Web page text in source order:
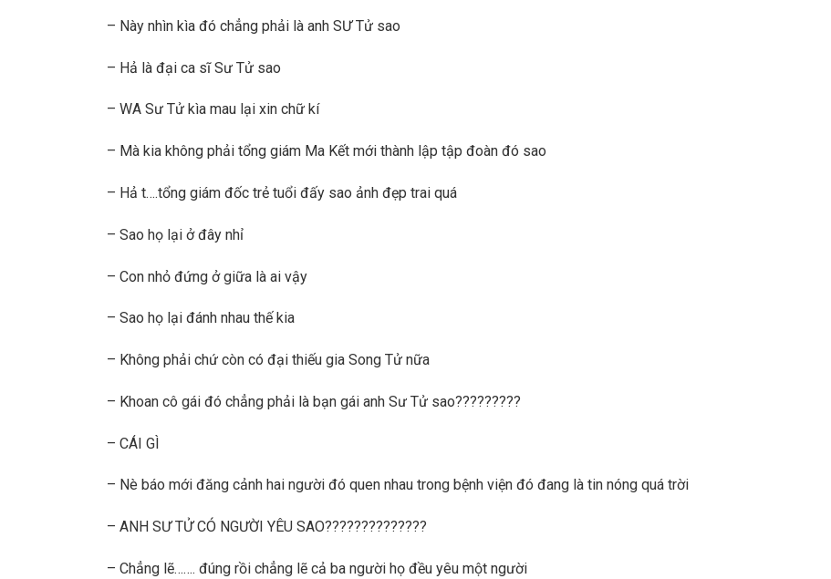
– Này nhìn kìa đó chẳng phải là anh SƯ Tử sao
– Hả là đại ca sĩ Sư Tử sao
– WA Sư Tử kìa mau lại xin chữ kí
– Mà kia không phải tổng giám Ma Kết mới thành lập tập đoàn đó sao
– Hả t….tổng giám đốc trẻ tuổi đấy sao ảnh đẹp trai quá
– Sao họ lại ở đây nhỉ
– Con nhỏ đứng ở giữa là ai vậy
– Sao họ lại đánh nhau thế kia
– Không phải chứ còn có đại thiếu gia Song Tử nữa
– Khoan cô gái đó chẳng phải là bạn gái anh Sư Tử sao?????????
– CÁI GÌ
– Nè báo mới đăng cảnh hai người đó quen nhau trong bệnh viện đó đang là tin nóng quá trời
– ANH SƯ TỬ CÓ NGƯỜI YÊU SAO??????????????
– Chẳng lẽ……. đúng rồi chẳng lẽ cả ba người họ đều yêu một người